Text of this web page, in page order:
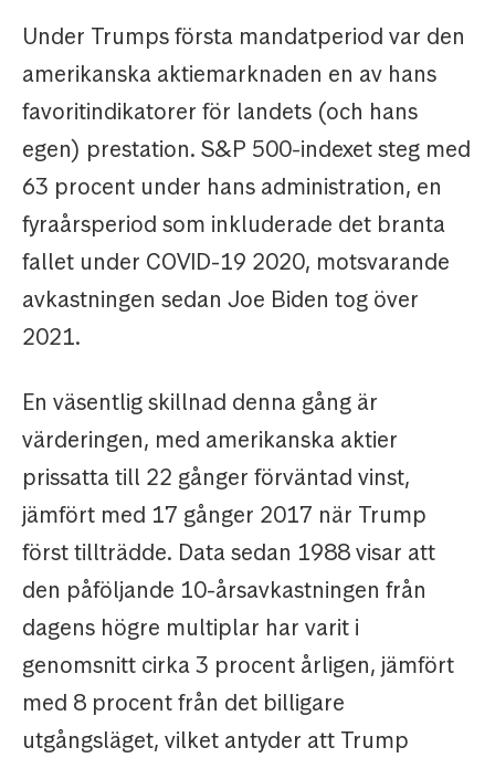
Under Trumps första mandatperiod var den
amerikanska aktiemarknaden en av hans
favoritindikatorer för landets (och hans
egen) prestation. S&P 500-indexet steg med
63 procent under hans administration, en
fyraårsperiod som inkluderade det branta
fallet under COVID-19 2020, motsvarande
avkastningen sedan Joe Biden tog över
2021.
En väsentlig skillnad denna gång är
värderingen, med amerikanska aktier
prissatta till 22 gånger förväntad vinst,
jämfört med 17 gånger 2017 när Trump
först tillträdde. Data sedan 1988 visar att
den påföljande 10-årsavkastningen från
dagens högre multiplar har varit i
genomsnitt cirka 3 procent årligen, jämfört
med 8 procent från det billigare
utgångsläget, vilket antyder att Trump